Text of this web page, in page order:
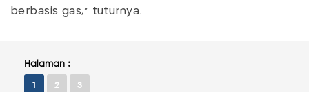
berbasis gas," tuturnya.
Halaman :
1 2 3